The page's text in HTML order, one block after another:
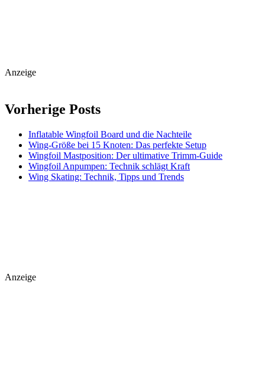
Anzeige
Vorherige Posts
Inflatable Wingfoil Board und die Nachteile
Wing-Größe bei 15 Knoten: Das perfekte Setup
Wingfoil Mastposition: Der ultimative Trimm-Guide
Wingfoil Anpumpen: Technik schlägt Kraft
Wing Skating: Technik, Tipps und Trends
Anzeige